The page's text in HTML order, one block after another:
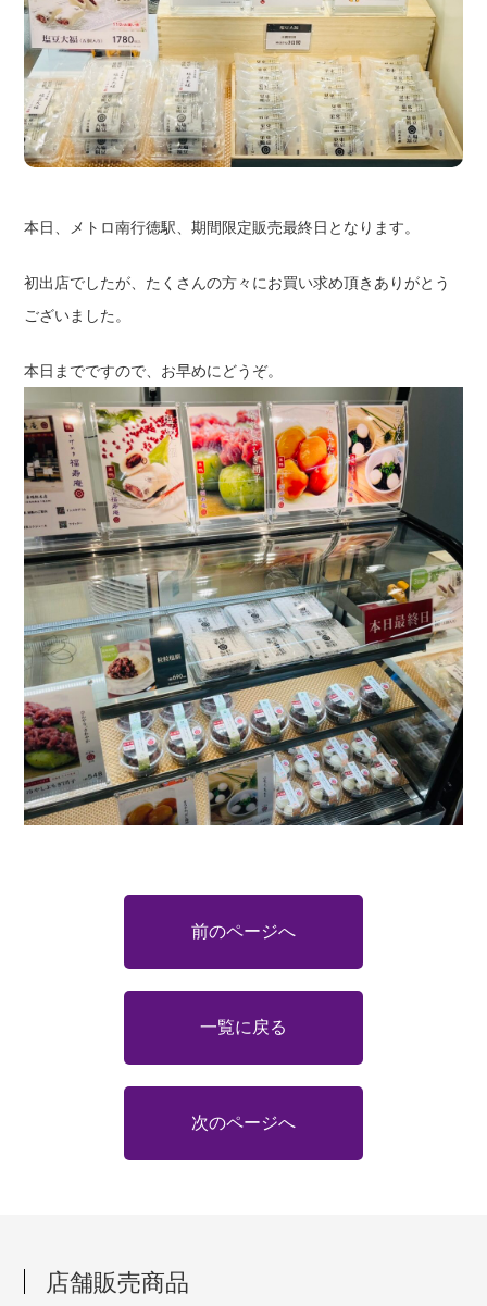
本日、メトロ南行徳駅、期間限定販売最終日となります。
初出店でしたが、たくさんの方々にお買い求め頂きありがとう
ございました。
本日までですので、お早めにどうぞ。
前のページへ
一覧に戻る
次のページへ
店舗販売商品